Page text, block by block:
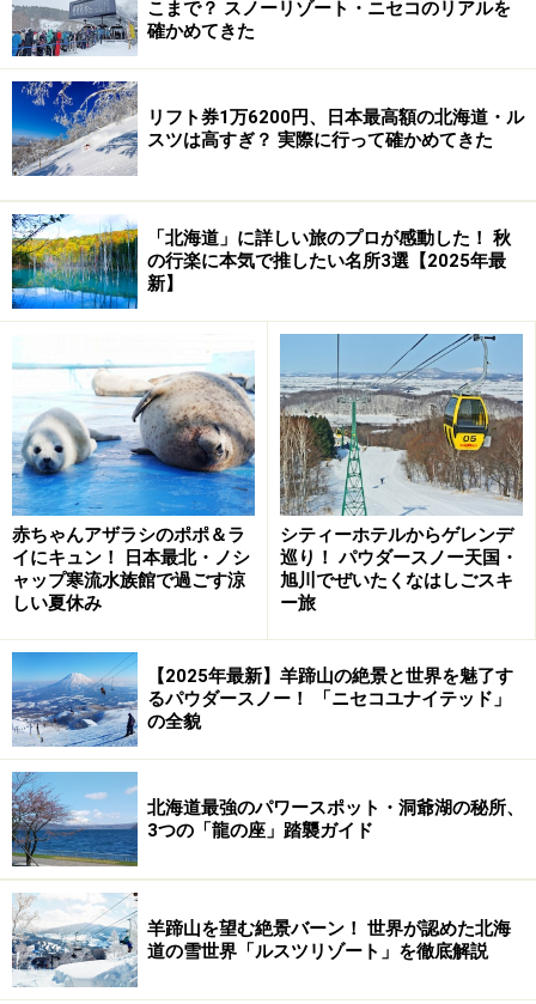
●おいしい時間のバックナンバー集はこちらへ
日ハム日本一おめでとう！
札幌ドーム From：札幌
<やりました！ 北海道日本ハムファイターズ、日本一お
めでとう！ プレーオフに続き、日ハムの日本一をこの
目でしっかり見てきました。地元での胴上げを二度も見
ることができ、ホントに幸せ者です。もうもう、涙、涙
です。
第4戦で王手をかけた日ハム。第5戦の会場は「この日で
日ハムの攻撃に合わせ、会場は情熱のファイターズレッ
ド一色に。入り口で配布されるボードは、ファイターズ
レッドと北海道の大地を表すファイターズゴールドのリ
バーシブル。
中日にリードされていましたが、不思議と負ける気がし
なかったのは、私だけではないハズ。
第5戦の観客動員は4万2000人。テレビの視聴率は札幌地
こまで？ スノーリゾート・ニセコのリアルを
確かめてきた
リフト券1万6200円、日本最高額の北海道・ル
スツは高すぎ？ 実際に行って確かめてきた
「北海道」に詳しい旅のプロが感動した！ 秋
の行楽に本気で推したい名所3選【2025年最
新】
赤ちゃんアザラシのポポ＆ラ
イにキュン！ 日本最北・ノシ
ャップ寒流水族館で過ごす涼
しい夏休み
シティーホテルからゲレンデ
巡り！ パウダースノー天国・
旭川でぜいたくなはしごスキ
ー旅
【2025年最新】羊蹄山の絶景と世界を魅了す
るパウダースノー！ 「ニセコユナイテッド」
の全貌
北海道最強のパワースポット・洞爺湖の秘所、
3つの「龍の座」踏襲ガイド
羊蹄山を望む絶景バーン！ 世界が認めた北海
道の雪世界「ルスツリゾート」を徹底解説